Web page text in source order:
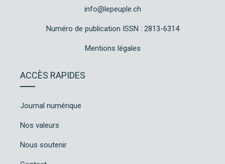
info@lepeuple.ch
Numéro de publication ISSN : 2813-6314
Mentions légales
ACCÈS RAPIDES
Journal numérique
Nos valeurs
Nous soutenir